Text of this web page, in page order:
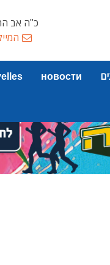
כ"ה אב התשפ"ו
новости